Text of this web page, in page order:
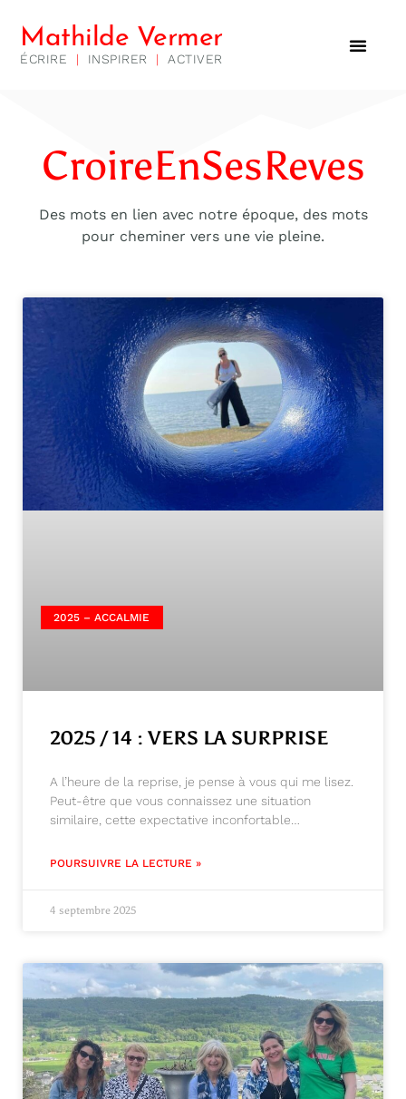
Mathilde Vermer
ÉCRIRE | INSPIRER | ACTIVER
CroireEnSesReves
Des mots en lien avec notre époque, des mots
pour cheminer vers une vie pleine.
2025 – ACCALMIE
2025 / 14 : VERS LA SURPRISE
A l’heure de la reprise, je pense à vous qui me lisez.
Peut-être que vous connaissez une situation
similaire, cette expectative inconfortable…
POURSUIVRE LA LECTURE »
4 septembre 2025